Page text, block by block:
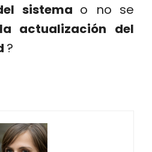
sistema o no se
actualización del
?